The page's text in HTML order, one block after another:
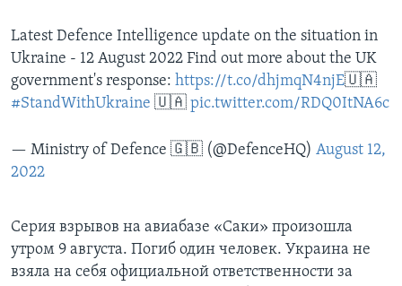
Latest Defence Intelligence update on the situation in
Ukraine - 12 August 2022 Find out more about the UK
government's response: https://t.co/dhjmqN4njE🇺🇦
#StandWithUkraine 🇺🇦 pic.twitter.com/RDQ0ItNA6c
— Ministry of Defence 🇬🇧 (@DefenceHQ) August 12,
2022
Серия взрывов на авиабазе «Саки» произошла
утром 9 августа. Погиб один человек. Украина не
взяла на себя официальной ответственности за